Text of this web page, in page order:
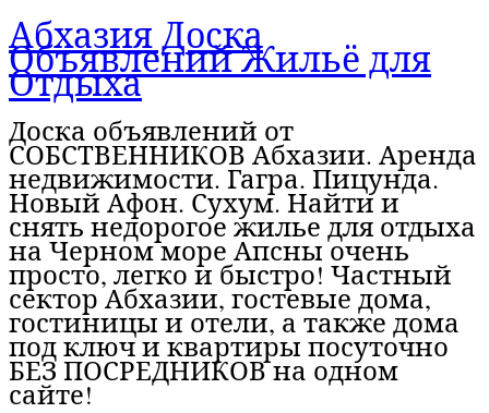
Абхазия Доска
Объявлений Жильё для
Отдыха
Доска объявлений от
СОБСТВЕННИКОВ Абхазии. Аренда
недвижимости. Гагра. Пицунда.
Новый Афон. Сухум. Найти и
снять недорогое жилье для отдыха
на Черном море Апсны очень
просто, легко и быстро! Частный
сектор Абхазии, гостевые дома,
гостиницы и отели, а также дома
под ключ и квартиры посуточно
БЕЗ ПОСРЕДНИКОВ на одном
сайте!